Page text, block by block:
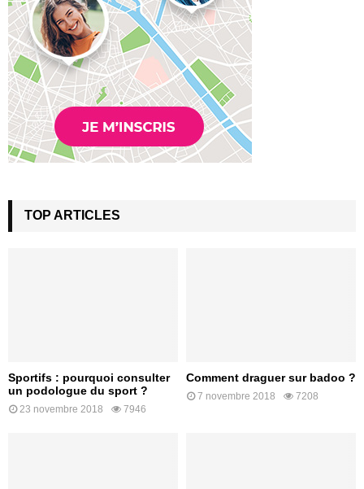
TOP ARTICLES
Sportifs : pourquoi consulter
un podologue du sport ?
23 novembre 2018 7946
Comment draguer sur badoo ?
7 novembre 2018 7208